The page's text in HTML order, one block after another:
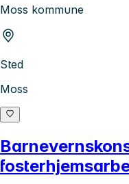
Moss kommune
Sted
Moss